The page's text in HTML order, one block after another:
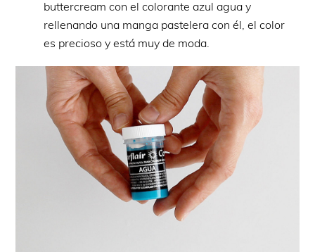
buttercream con el colorante azul agua y
rellenando una manga pastelera con él, el color
es precioso y está muy de moda.